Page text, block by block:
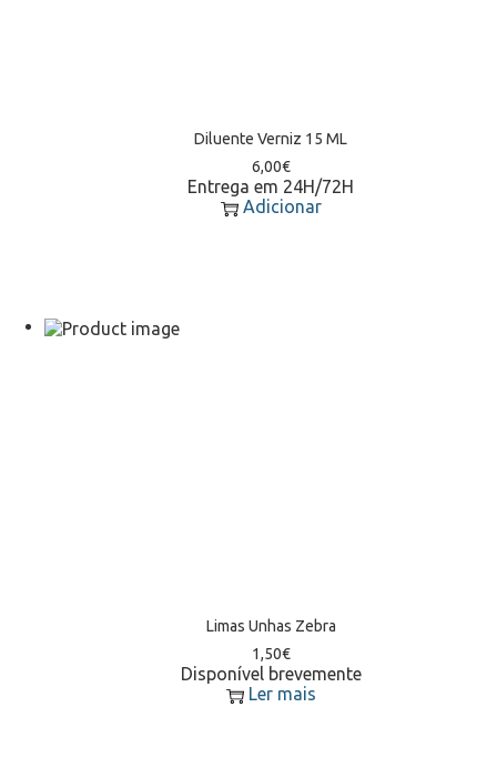
Diluente Verniz 15 ML
6,00€
Entrega em 24H/72H
Adicionar
Limas Unhas Zebra
1,50€
Disponível brevemente
Ler mais